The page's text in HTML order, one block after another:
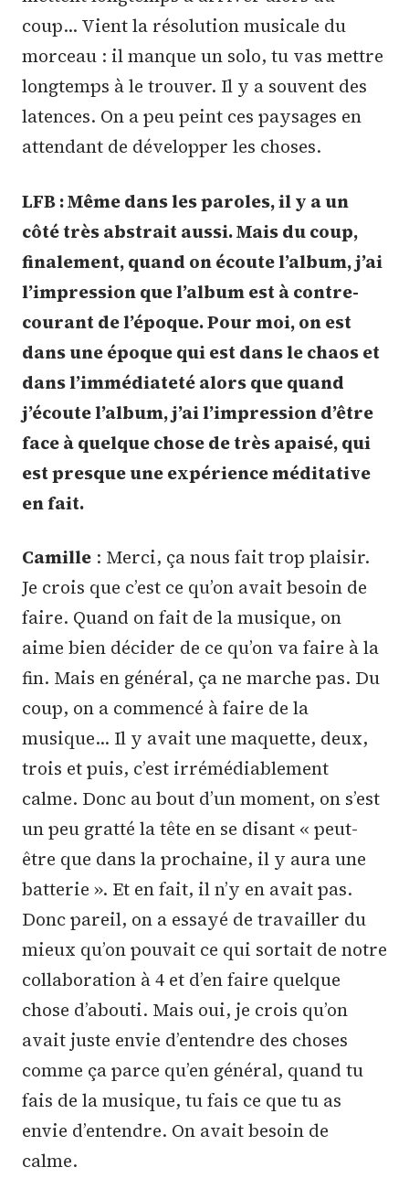
coup… Vient la résolution musicale du
morceau : il manque un solo, tu vas mettre
longtemps à le trouver. Il y a souvent des
latences. On a peu peint ces paysages en
attendant de développer les choses.
LFB : Même dans les paroles, il y a un
côté très abstrait aussi. Mais du coup,
finalement, quand on écoute l’album, j’ai
l’impression que l’album est à contre-
courant de l’époque. Pour moi, on est
dans une époque qui est dans le chaos et
dans l’immédiateté alors que quand
j’écoute l’album, j’ai l’impression d’être
face à quelque chose de très apaisé, qui
est presque une expérience méditative
en fait.
Camille : Merci, ça nous fait trop plaisir.
Je crois que c’est ce qu’on avait besoin de
faire. Quand on fait de la musique, on
aime bien décider de ce qu’on va faire à la
fin. Mais en général, ça ne marche pas. Du
coup, on a commencé à faire de la
musique… Il y avait une maquette, deux,
trois et puis, c’est irrémédiablement
calme. Donc au bout d’un moment, on s’est
un peu gratté la tête en se disant « peut-
être que dans la prochaine, il y aura une
batterie ». Et en fait, il n’y en avait pas.
Donc pareil, on a essayé de travailler du
mieux qu’on pouvait ce qui sortait de notre
collaboration à 4 et d’en faire quelque
chose d’abouti. Mais oui, je crois qu’on
avait juste envie d’entendre des choses
comme ça parce qu’en général, quand tu
fais de la musique, tu fais ce que tu as
envie d’entendre. On avait besoin de
calme.